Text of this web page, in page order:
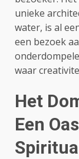
unieke
water, is al
een bezoek
waar
Het
Een